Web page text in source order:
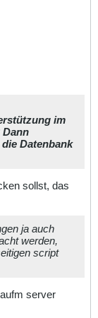
im
Dann
Datenbank
sollst, das
ja auch
werden,
script
server